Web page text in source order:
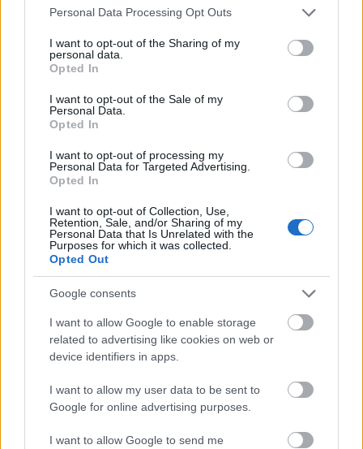
Please note that this website/app uses one or more Google
not limited to your visit or usage behaviour. You may click to
grant or deny consent to Google and its third-party tags to
use your data for below specified purposes in below Google
consent section.
Personal Data Processing Opt Outs
I want to opt-out of the Sharing of my
personal data.
Opted In
I want to opt-out of the Sale of my
Personal Data.
Opted In
I want to opt-out of processing my
Personal Data for Targeted Advertising.
Opted In
I want to opt-out of Collection, Use,
Retention, Sale, and/or Sharing of my
Personal Data that Is Unrelated with the
Purposes for which it was collected.
Opted Out
Google consents
I want to allow Google to enable storage
related to advertising like cookies on web or
device identifiers in apps.
I want to allow my user data to be sent to
Google for online advertising purposes.
I want to allow Google to send me
σε ξενοδοχείο: H εκδίκηση μέσω TikTok
χωριό έξω από την Κοζάνη
έσοδα έσωσαν πραγματικά τη ζωή μας»